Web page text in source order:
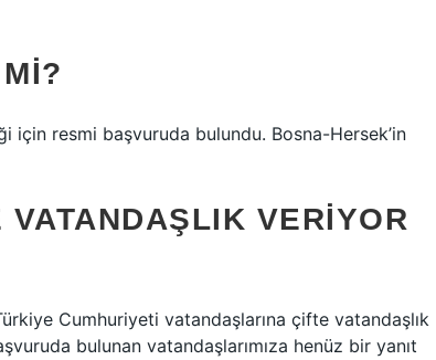
için resmi başvuruda bulundu. Bosna-Hersek’in
VERIYOR
Cumhuriyeti vatandaşlarına çifte vatandaşlık
bulunan vatandaşlarımıza henüz bir yanıt